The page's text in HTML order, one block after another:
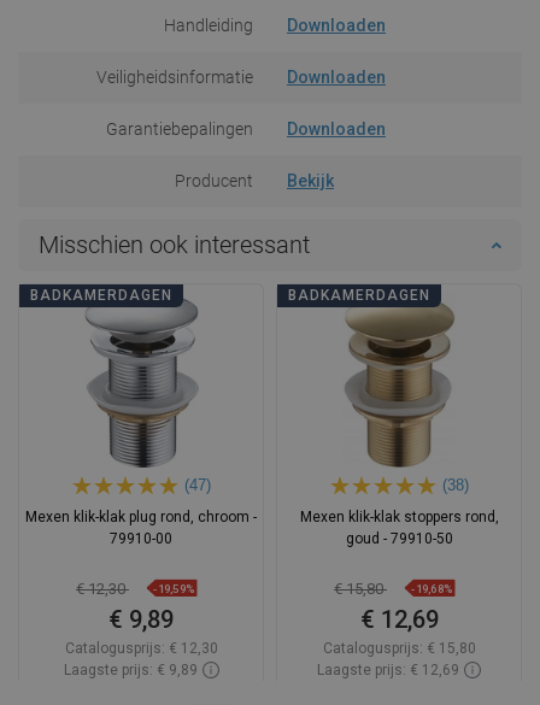
Handleiding Downloaden
Veiligheidsinformatie Downloaden
Garantiebepalingen Downloaden
Producent Bekijk
Misschien ook interessant
BADKAMERDAGEN
(47)
Mexen klik-klak plug rond, chroom -
79910-00
€ 12,30 -19,59%
€ 9,89
Catalogusprijs: € 12,30
Laagste prijs: € 9,89
BADKAMERDAGEN
(38)
Mexen klik-klak stoppers rond,
goud - 79910-50
€ 15,80 -19,68%
€ 12,69
Catalogusprijs: € 15,80
Laagste prijs: € 12,69